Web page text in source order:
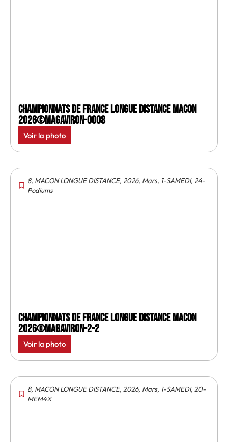
Championnats de France longue distance Macon
2026©MagAviron-0008
Voir la photo
8, MACON LONGUE DISTANCE, 2026, Mars, 1-SAMEDI, 24-
Podiums
Championnats de France longue distance Macon
2026©MagAviron-2-2
Voir la photo
8, MACON LONGUE DISTANCE, 2026, Mars, 1-SAMEDI, 20-
MEM4X